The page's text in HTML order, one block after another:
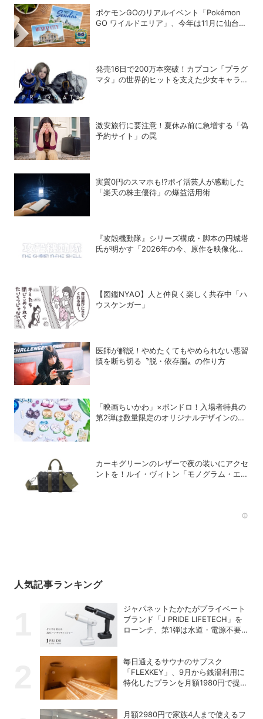
ポケモンGOのリアルイベント「Pokémon
GO ワイルドエリア」、今年は11月に仙台と
発売16日で200万本突破！カプコン「プラグ
マタ」の世界的ヒットを支えた少女キャラの
激安旅行に要注意！夏休み前に急増する「偽
予約サイト」の罠
実質0円のスマホも!?ポイ活芸人が感動した
「楽天の株主優待」の爆益活用術
『攻殻機動隊』シリーズ構成・脚本の円城塔
氏が明かす「2026年の今、原作を映像化す
【図鑑NYAO】人と仲良く楽しく共存中「ハ
ウスケンガー」
医師が解説！やめたくてもやめられない悪習
慣を断ち切る〝脱・依存脳〟の作り方
「映画ちいかわ」×ボンドロ！入場者特典の
第2弾は数量限定のオリジナルデザインのボ
カーキグリーンのレザーで夜の装いにアクセ
ントを！ルイ・ヴィトン「モノグラム・エク
人気記事ランキング
ジャパネットたかたがプライベート
ブランド「J PRIDE LIFETECH」を
ローンチ、第1弾は水道・電源不要
毎日通えるサウナのサブスク
「FLEXKEY」、9月から銭湯利用に
特化したプランを月額1980円で提供
月額2980円で家族4人まで使えるフ